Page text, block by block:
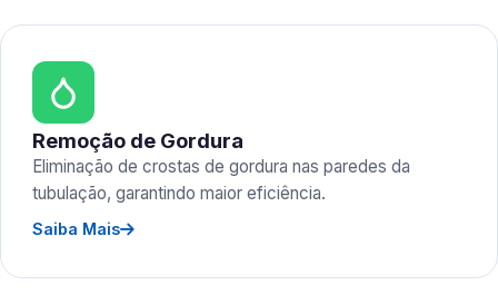
Remoção de Gordura
Eliminação de crostas de gordura nas paredes da
tubulação, garantindo maior eficiência.
Saiba Mais